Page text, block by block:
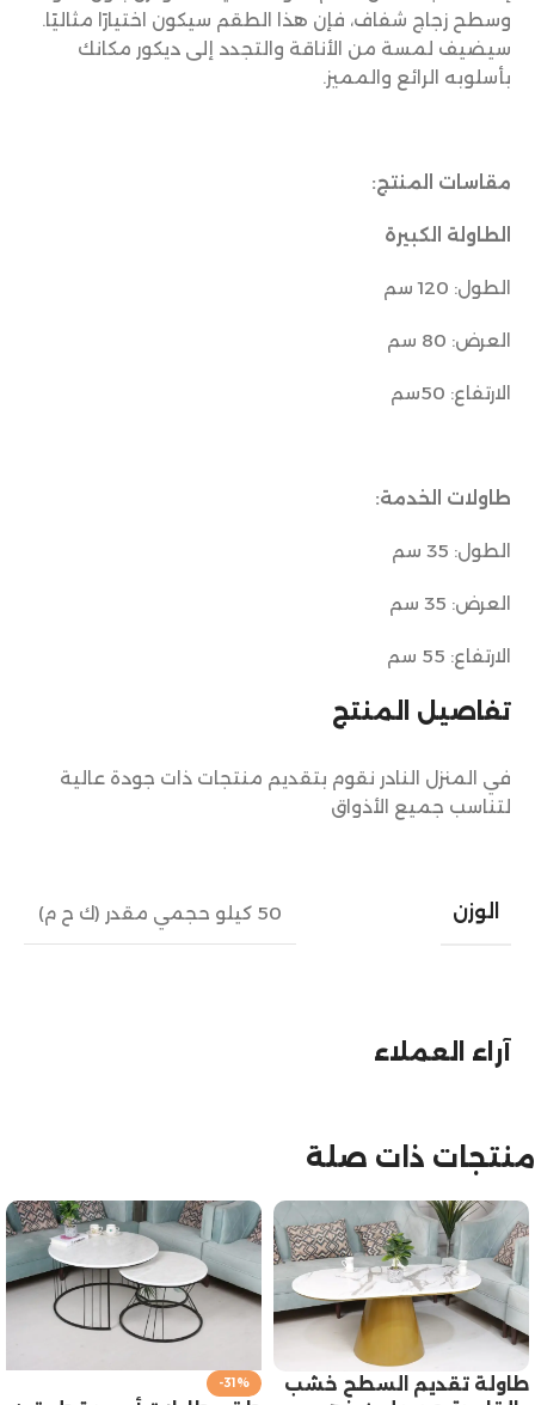
تفاصيل المنتج
في المنزل النادر نقوم بتقديم منتجات ذات جودة عالية
لتناسب جميع الأذواق
الوزن 50 كيلو حجمي مقدر (ك ح م)
وسطح زجاج شفاف، فإن هذا الطقم سيكون اختيارًا مثاليًا.
سيضيف لمسة من الأناقة والتجدد إلى ديكور مكانك
بأسلوبه الرائع والمميز.
مقاسات المنتج:
الطاولة الكبيرة
الطول: 120 سم
العرض: 80 سم
الارتفاع: 50سم
طاولات الخدمة:
الطول: 35 سم
العرض: 35 سم
الارتفاع: 55 سم
آراء العملاء
منتجات ذات صلة
طاولة تقديم السطح خشب
-31%